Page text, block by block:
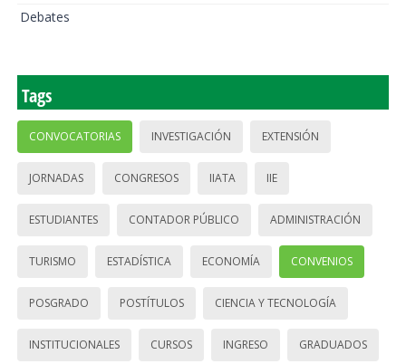
Debates
Tags
CONVOCATORIAS INVESTIGACIÓN EXTENSIÓN
JORNADAS CONGRESOS IIATA IIE
ESTUDIANTES CONTADOR PÚBLICO ADMINISTRACIÓN
TURISMO ESTADÍSTICA ECONOMÍA CONVENIOS
POSGRADO POSTÍTULOS CIENCIA Y TECNOLOGÍA
INSTITUCIONALES CURSOS INGRESO GRADUADOS